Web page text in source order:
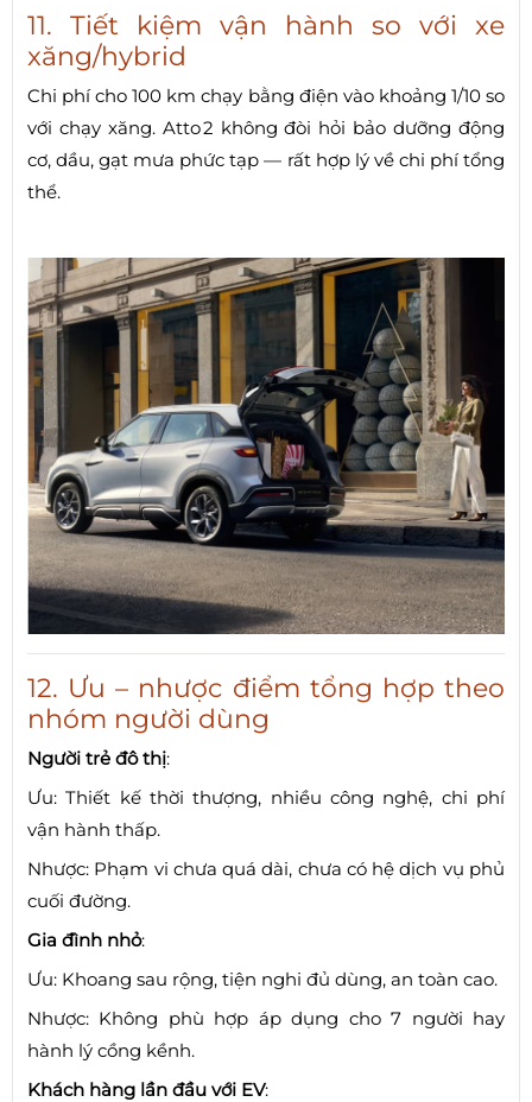
11. Tiết kiệm vận hành so với xe
xăng/hybrid
Chi phí cho 100 km chạy bằng điện vào khoảng 1/10 so
với chạy xăng. Atto 2 không đòi hỏi bảo dưỡng động
cơ, dầu, gạt mưa phức tạp — rất hợp lý về chi phí tổng
thể.
12. Ưu – nhược điểm tổng hợp theo
nhóm người dùng
Người trẻ đô thị:
Ưu: Thiết kế thời thượng, nhiều công nghệ, chi phí
vận hành thấp.
Nhược: Phạm vi chưa quá dài, chưa có hệ dịch vụ phủ
cuối đường.
Gia đình nhỏ:
Ưu: Khoang sau rộng, tiện nghi đủ dùng, an toàn cao.
Nhược: Không phù hợp áp dụng cho 7 người hay
hành lý cồng kềnh.
Khách hàng lần đầu với EV: